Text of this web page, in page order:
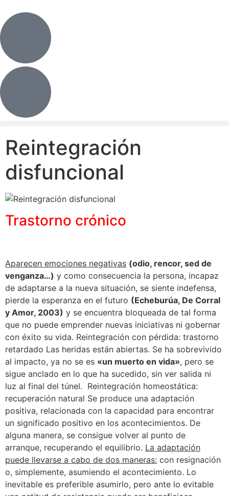
Reintegración
disfuncional
Trastorno crónico
Aparecen emociones negativas (odio, rencor, sed de
venganza…) y como consecuencia la persona, incapaz
de adaptarse a la nueva situación, se siente indefensa,
pierde la esperanza en el futuro (Echeburúa, De Corral
y Amor, 2003) y se encuentra bloqueada de tal forma
que no puede emprender nuevas iniciativas ni gobernar
con éxito su vida. Reintegración con pérdida: trastorno
retardado Las heridas están abiertas. Se ha sobrevivido
al impacto, ya no se es «un muerto en vida», pero se
sigue anclado en lo que ha sucedido, sin ver salida ni
luz al final del túnel. Reintegración homeostática:
recuperación natural Se produce una adaptación
positiva, relacionada con la capacidad para encontrar
un significado positivo en los acontecimientos. De
alguna manera, se consigue volver al punto de
arranque, recuperando el equilibrio. La adaptación
puede llevarse a cabo de dos maneras: con resignación
o, simplemente, asumiendo el acontecimiento. Lo
inevitable es preferible asumirlo, pero ante lo evitable